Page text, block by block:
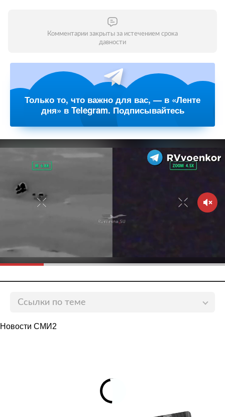
Комментарии закрыты за истечением срока
давности
Только то, что важно для вас, — в «Ленте
дня» в Telegram. Подписывайтесь
Ссылки по теме
ударного вертолета
В провале Су-57 обвинили F-35
Новости СМИ2